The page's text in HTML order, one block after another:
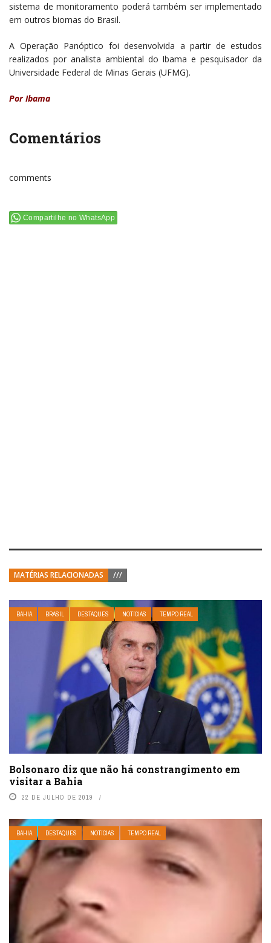
sistema de monitoramento poderá também ser implementado
em outros biomas do Brasil.
A Operação Panóptico foi desenvolvida a partir de estudos
realizados por analista ambiental do Ibama e pesquisador da
Universidade Federal de Minas Gerais (UFMG).
Por Ibama
Comentários
comments
Compartilhe no WhatsApp
MATÉRIAS RELACIONADAS ///
BAHIA BRASIL DESTAQUES NOTÍCIAS TEMPO REAL
Bolsonaro diz que não há constrangimento em
visitar a Bahia
22 DE JULHO DE 2019
BAHIA DESTAQUES NOTÍCIAS TEMPO REAL